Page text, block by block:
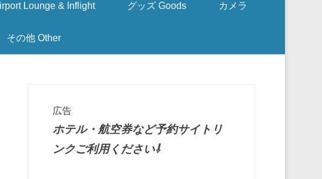
Lounge & Inflight グッズ Goods カメラ
その他 Other
広告
ホテル・航空券など予約サイトリ
ンクご利用ください⇩